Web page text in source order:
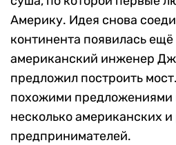
Америку. Идея снова
континента появилась ещё
американский инженер
предложил построить
похожими предложениями
несколько американских
предпринимателей.